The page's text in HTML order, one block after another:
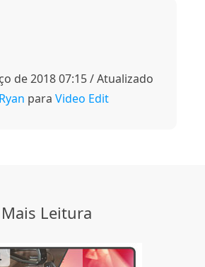
de 2018 07:15 / Atualizado
para Video Edit
Mais Leitura